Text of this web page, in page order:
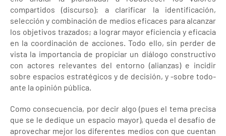
compartidos (discurso); a clarificar la identificación,
selección y combinación de medios eficaces para alcanzar
los objetivos trazados; a lograr mayor eficiencia y eficacia
en la coordinación de acciones. Todo ello, sin perder de
vista la importancia de propiciar un diálogo constructivo
con actores relevantes del entorno (alianzas) e incidir
sobre espacios estratégicos y de decisión, y -sobre todo-
ante la opinión pública.
Como consecuencia, por decir algo (pues el tema precisa
que se le dedique un espacio mayor), queda el desafío de
aprovechar mejor los diferentes medios con que cuentan